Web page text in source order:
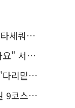
길 15코스
점의 정체
료 상영
떠나볼까